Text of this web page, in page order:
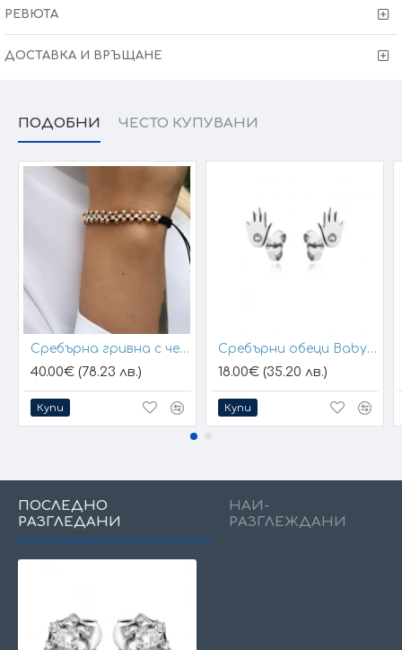
Victoria Gold - Всичко хубаво е с теб!
РЕВЮТА
ДОСТАВКА И ВРЪЩАНЕ
ПОДОБНИ ЧЕСТО КУПУВАНИ
Сребърна гривна с черен конец и позлатени топчета
40.00€ (78.23 лв.)
Купи
Сребърни обеци Baby Hands
18.00€ (35.20 лв.)
Купи
ПОСЛЕДНО
РАЗГЛЕДАНИ
НАЙ-
РАЗГЛЕЖДАНИ